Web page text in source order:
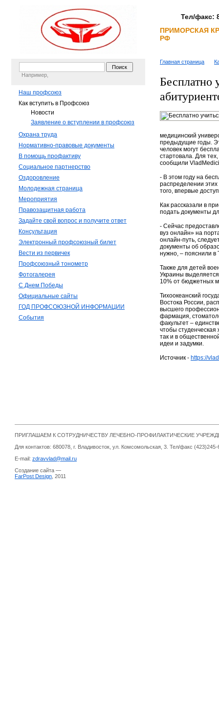
Тел/факс:
ПРИМОРСКАЯ
РФ
Например,
Наш профсоюз
Как вступить в Профсоюз
Новости
Заявление о вступлении в профсоюз
Охрана труда
Нормативно-правовые документы
В помощь профактиву
Социальное партнерство
Оздоровление
Молодежная страница
Мероприятия
Правозащитная работа
Задайте свой вопрос и получите ответ
Консультация
Электронный профсоюзный билет
Вести из первичек
Профсоюзный тонометр
Фотогалерея
С Днем Победы
Официальные сайты
ГОД ПРОФСОЮЗНОЙ ИНФОРМАЦИИ
События
Главная страница
Бесплатно
медицинский
предыдущие годы.
человек могут
стартовала. Для
сообщили
- В этом году на
распределении
того, впервые
Как рассказали в
подать документы
- Сейчас
вуз онлайн» на
онлайн-путь,
документы об
нужно, – пояснили в
Также для детей
Украины
10% от бюджетных
Тихоокеанский
Востока России,
высшего
фармация,
факультет –
чтобы
так и в
идеи и задумки.
Источник - https://
ПРИГЛАШАЕМ К СОТРУДНИЧЕСТВУ ЛЕЧЕБНО-ПРОФИЛАКТИЧЕСКИЕ
Для контактов: 680078, г. Владивосток, ул. Комсомольская, 3. Тел/факс
E-mail: zdravvlad@mail.ru
Создание сайта —
FarPost Design , 2011